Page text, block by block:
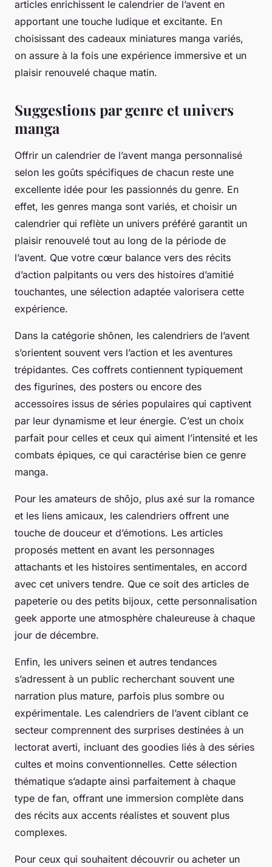
articles enrichissent le calendrier de l’avent en
apportant une touche ludique et excitante. En
choisissant des cadeaux miniatures manga variés,
on assure à la fois une expérience immersive et un
plaisir renouvelé chaque matin.
Suggestions par genre et univers
manga
Offrir un calendrier de l’avent manga personnalisé
selon les goûts spécifiques de chacun reste une
excellente idée pour les passionnés du genre. En
effet, les genres manga sont variés, et choisir un
calendrier qui reflète un univers préféré garantit un
plaisir renouvelé tout au long de la période de
l’avent. Que votre cœur balance vers des récits
d’action palpitants ou vers des histoires d’amitié
touchantes, une sélection adaptée valorisera cette
expérience.
Dans la catégorie shônen, les calendriers de l’avent
s’orientent souvent vers l’action et les aventures
trépidantes. Ces coffrets contiennent typiquement
des figurines, des posters ou encore des
accessoires issus de séries populaires qui captivent
par leur dynamisme et leur énergie. C’est un choix
parfait pour celles et ceux qui aiment l’intensité et les
combats épiques, ce qui caractérise bien ce genre
manga.
Pour les amateurs de shôjo, plus axé sur la romance
et les liens amicaux, les calendriers offrent une
touche de douceur et d’émotions. Les articles
proposés mettent en avant les personnages
attachants et les histoires sentimentales, en accord
avec cet univers tendre. Que ce soit des articles de
papeterie ou des petits bijoux, cette personnalisation
geek apporte une atmosphère chaleureuse à chaque
jour de décembre.
Enfin, les univers seinen et autres tendances
s’adressent à un public recherchant souvent une
narration plus mature, parfois plus sombre ou
expérimentale. Les calendriers de l’avent ciblant ce
secteur comprennent des surprises destinées à un
lectorat averti, incluant des goodies liés à des séries
cultes et moins conventionnelles. Cette sélection
thématique s’adapte ainsi parfaitement à chaque
type de fan, offrant une immersion complète dans
des récits aux accents réalistes et souvent plus
complexes.
Pour ceux qui souhaitent découvrir ou acheter un